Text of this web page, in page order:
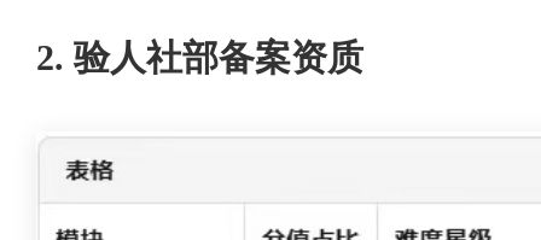
2. 验人社部备案资质